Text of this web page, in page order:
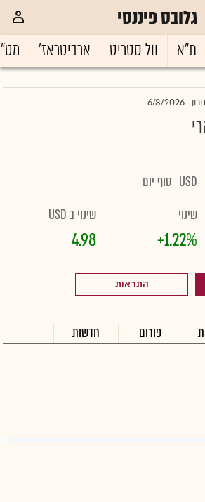
גלובס פיננסי
ת"א וול סטריט ארביטראז'
6/8/2026
USD סוף יום
שינוי
+1.22%
שינוי ב USD
4.98
התראות
פורום חדשות